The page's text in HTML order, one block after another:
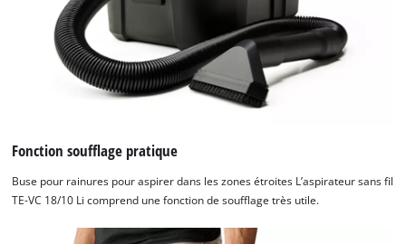
Fonction soufflage pratique
Buse pour rainures pour aspirer dans les zones étroites L’aspirateur sans fil
TE-VC 18/10 Li comprend une fonction de soufflage très utile.